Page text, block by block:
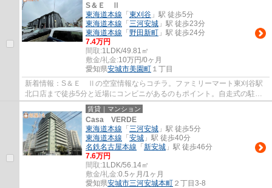
S＆Ｅ Ⅱ
東海道本線 「 東刈谷 」駅 徒歩5分
東海道本線 「 三河安城 」駅 徒歩23分
東海道本線 「 野田新町 」駅 徒歩24分
7.4万円
間取:1LDK/49.81㎡
敷金/礼金:10万円/0ヶ月
愛知県安城市美園町 １丁目
新着情報：S＆Ｅ Ⅱの空室情報ならコチラ。ファミリーマート東刈谷駅
北口店まで徒歩5分と近場にコンビニがあるのもポイント。自走式の駐車
場がある物件です。駐輪場付き物件です。お部...
賃貸｜マンション
Casa VERDE
東海道本線 「 三河安城 」駅 徒歩5分
東海道本線 「 安城 」駅 徒歩40分
名鉄名古屋本線 「 新安城 」駅 徒歩46分
7.6万円
間取:1LDK/56.14㎡
敷金/礼金:0.5ヶ月/1ヶ月
愛知県安城市三河安城本町 ２丁目3-8